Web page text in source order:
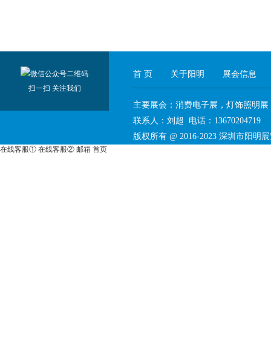
扫一扫 关注我们
首 页 关于阳明 展会信息
主要展会：消费电子展，灯饰照明
联系人：刘超 电话：13670204719
版权所有 @ 2016-2023 深圳市阳明
在线客服① 在线客服② 邮箱 首页